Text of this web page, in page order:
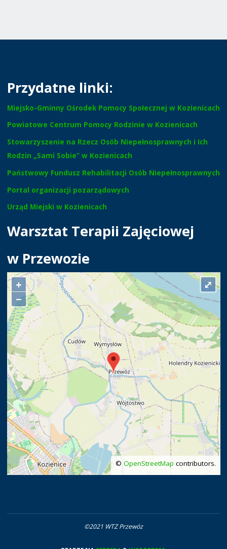
Przydatne linki:
Miejsko-Gminny Ośrodek Pomocy Społecznej w Kozienicach
Powiatowe Centrum Pomocy Rodzinie w Kozienicach
Stowarzyszenie na Rzecz Osób Niepełnosprawnych i Ich
Rodzin „Sami Sobie” w Kozienicach
Państwowy Fundusz Rehabilitacji Osób Niepełnosprawnych
Portal organizacji pozarządowych
Urząd Miejski w Kozienicach
Warsztat Terapii Zajęciowej
w Przewozie
+
−
© OpenStreetMap contributors.
⤢
©2021 WTZ Przewóz